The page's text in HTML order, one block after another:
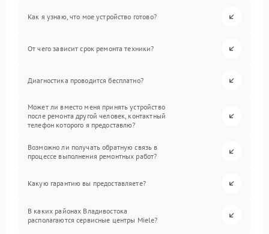
Как я узнаю, что мое устройство готово?
От чего зависит срок ремонта техники?
Диагностика проводится бесплатно?
Может ли вместо меня принять устройство
после ремонта другой человек, контактный
телефон которого я предоставлю?
Возможно ли получать обратную связь в
процессе выполнения ремонтных работ?
Какую гарантию вы предоставляете?
В каких районах Владивостока
располагаются сервисные центры Miele?